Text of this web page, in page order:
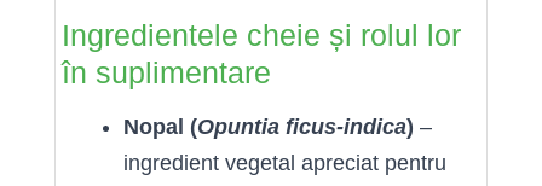
Ingredientele cheie și rolul lor
în suplimentare
Nopal (Opuntia ficus-indica) –
ingredient vegetal apreciat pentru